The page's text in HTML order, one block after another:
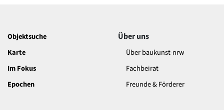
Objektsuche
Karte
Im Fokus
Epochen
Über uns
Über baukunst-nrw
Fachbeirat
Freunde & Förderer